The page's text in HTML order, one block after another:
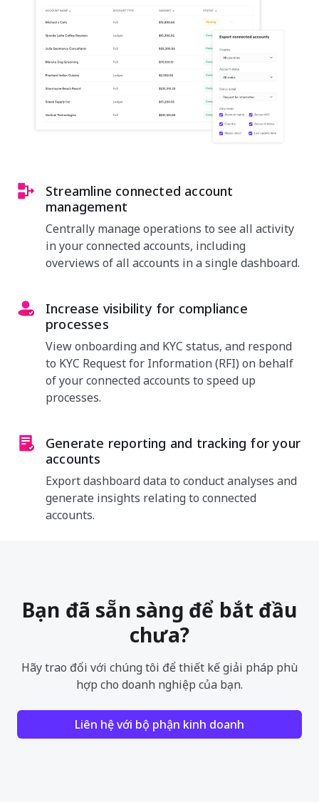
Streamline connected account
management
Centrally manage operations to see all activity
in your connected accounts, including
overviews of all accounts in a single dashboard.
Increase visibility for compliance
processes
View onboarding and KYC status, and respond
to KYC Request for Information (RFI) on behalf
of your connected accounts to speed up
processes.
Generate reporting and tracking for your
accounts
Export dashboard data to conduct analyses and
generate insights relating to connected
accounts.
Bạn đã sẵn sàng để bắt đầu
chưa?
Hãy trao đổi với chúng tôi để thiết kế giải pháp phù
hợp cho doanh nghiệp của bạn.
Liên hệ với bộ phận kinh doanh